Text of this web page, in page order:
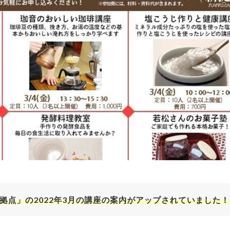
点」の2022年3月の講座の案内がアップされていました！